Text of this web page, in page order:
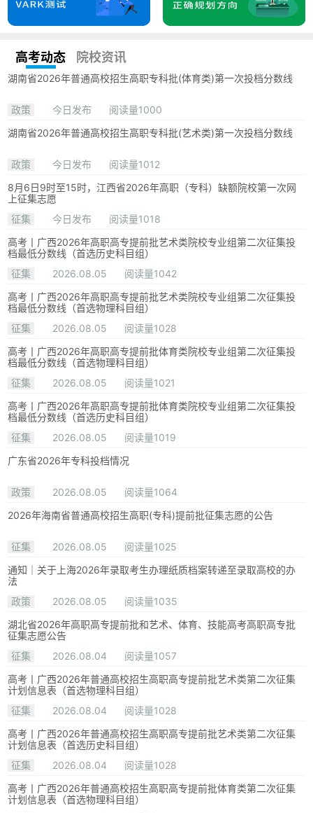
高考动态 院校资讯
湖南省2026年普通高校招生高职专科批(体育类)第一次投档分数线
政策 今日发布
阅读量1000
湖南省2026年普通高校招生高职专科批(艺术类)第一次投档分数线
政策 今日发布
阅读量1012
8月6日9时至15时，江西省2026年高职（专科）缺额院校第一次网
上征集志愿
征集
今日发布
阅读量1018
高考丨广西2026年高职高专提前批艺术类院校专业组第二次征集投
档最低分数线（首选历史科目组）
征集
2026.08.05
阅读量1042
高考丨广西2026年高职高专提前批艺术类院校专业组第二次征集投
档最低分数线（首选物理科目组）
征集
2026.08.05
阅读量1028
高考丨广西2026年高职高专提前批体育类院校专业组第二次征集投
档最低分数线（首选物理科目组）
征集
2026.08.05
阅读量1021
高考丨广西2026年高职高专提前批体育类院校专业组第二次征集投
档最低分数线（首选历史科目组）
征集
2026.08.05
阅读量1019
广东省2026年专科投档情况
政策 2026.08.05
阅读量1064
2026年海南省普通高校招生高职(专科)提前批征集志愿的公告
征集 2026.08.05
阅读量1025
通知｜关于上海2026年录取考生办理纸质档案转递至录取高校的办
法
政策
2026.08.05
阅读量1035
湖北省2026年高职高专提前批和艺术、体育、技能高考高职高专批
征集志愿公告
征集
2026.08.04
阅读量1057
高考丨广西2026年普通高校招生高职高专提前批艺术类第二次征集
计划信息表（首选物理科目组）
征集
2026.08.04
阅读量1028
高考丨广西2026年普通高校招生高职高专提前批艺术类第二次征集
计划信息表（首选历史科目组）
征集
2026.08.04
阅读量1028
高考丨广西2026年普通高校招生高职高专提前批体育类第二次征集
计划信息表（首选物理科目组）